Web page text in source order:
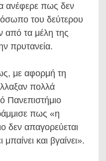
ανέφερε πως δεν
του δεύτερου
από τα μέλη της
πρυτανεία.
με αφορμή τη
πολλά
Πανεπιστήμιο
πως «η
δεν απαγορεύεται
και βγαίνει».